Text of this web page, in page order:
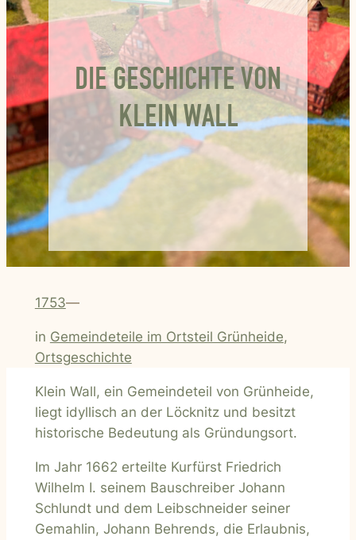
DIE GESCHICHTE VON
KLEIN WALL
1753—
in Gemeindeteile im Ortsteil Grünheide
Ortsgeschichte
Klein Wall, ein Gemeindeteil von Grünheide,
liegt idyllisch an der Löcknitz und besitzt
historische Bedeutung als Gründungsort.
Im Jahr 1662 erteilte Kurfürst Friedrich
Wilhelm I. seinem Bauschreiber Johann
Schlundt und dem Leibschneider seiner
Gemahlin, Johann Behrends, die Erlaubnis,